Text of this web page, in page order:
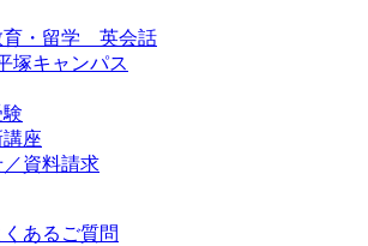
育・留学 英会話
塚キャンパス
座
資料請求
あるご質問